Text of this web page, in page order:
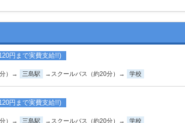
円まで実費支給!!)
）→ 三島駅 →スクールバス（約20分）→ 学校
円まで実費支給!!)
）→ 三島駅 →スクールバス（約20分）→ 学校